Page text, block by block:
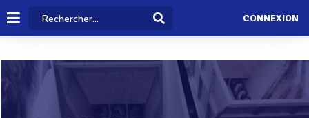
CONNEXION